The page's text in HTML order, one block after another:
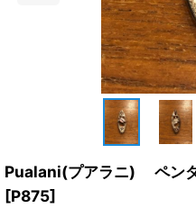
Pualani(プアラニ) ペン
[P875]